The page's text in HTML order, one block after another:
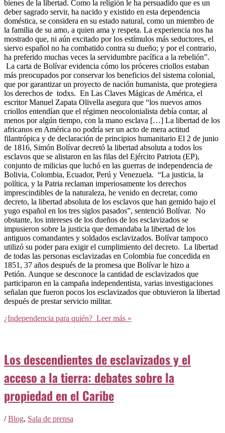
bienes de la libertad. Como la religión le ha persuadido que es un
deber sagrado servir, ha nacido y existido en esta dependencia
doméstica, se considera en su estado natural, como un miembro de
la familia de su amo, a quien ama y respeta. La experiencia nos ha
mostrado que, ni aún excitado por los estímulos más seductores, el
siervo español no ha combatido contra su dueño; y por el contrario,
ha preferido muchas veces la servidumbre pacífica a la rebelión”.
La carta de Bolívar evidencia cómo los próceres criollos estaban
más preocupados por conservar los beneficios del sistema colonial,
que por garantizar un proyecto de nación humanista, que protegiera
los derechos de todxs. En Las Claves Mágicas de América, el
escritor Manuel Zapata Olivella asegura que “los nuevos amos
criollos entendían que el régimen neocolonialista debía contar, al
menos por algún tiempo, con la mano esclava […] La libertad de los
africanos en América no podría ser un acto de mera actitud
filantrópica y de declaración de principios humanitario El 2 de junio
de 1816, Simón Bolívar decretó la libertad absoluta a todos los
esclavos que se alistaron en las filas del Ejército Patriota (EP),
conjunto de milicias que luchó en las guerras de independencia de
Bolivia, Colombia, Ecuador, Perú y Venezuela. “La justicia, la
política, y la Patria reclaman imperiosamente los derechos
imprescindibles de la naturaleza, he venido en decretar, como
decreto, la libertad absoluta de los esclavos que han gemido bajo el
yugo español en los tres siglos pasados”, sentenció Bolívar. No
obstante, los intereses de los dueños de los esclavizados se
impusieron sobre la justicia que demandaba la libertad de los
antiguos comandantes y soldados esclavizados. Bolívar tampoco
utilizó su poder para exigir el cumplimiento del decreto. La libertad
de todas las personas esclavizadas en Colombia fue concedida en
1851, 37 años después de la promesa que Bolívar le hizo a
Petión. Aunque se desconoce la cantidad de esclavizados que
participaron en la campaña independentista, varias investigaciones
señalan que fueron pocos los esclavizados que obtuvieron la libertad
después de prestar servicio militar.
¿Independencia para quién? Leer más »
Los descendientes de esclavizados y el
acceso a la tierra: debates sobre la
propiedad en el Caribe
/Blog, Sala de prensa